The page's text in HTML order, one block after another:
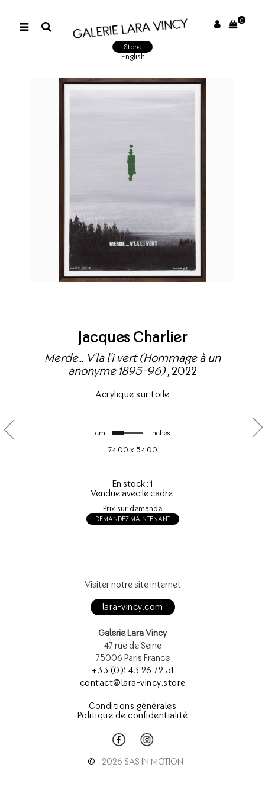
0
Store
English
Jacques Charlier
Merde... V'la l'i vert (Hommage à un
anonyme 1895-96), 2022
Acrylique sur toile
cm inches
74.00 x 54.00
En stock : 1
Vendueavecle cadre.
Prix sur demande
DEMANDEZ MAINTENANT
Visiter notre site internet
lara-vincy.com
Galerie Lara Vincy
47 rue de Seine
75006 Paris France
+33 (0)1 43 26 72 51
contact@lara-vincy.store
Conditions générales
Politique de confidentialité
© 2026 SAS IN MOTION